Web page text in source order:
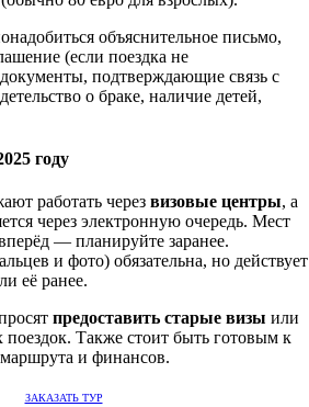
объяснительное письмо,
(если поездка не
подтверждающие связь с
о браке, наличие детей,
году
работать черезвизовые центры, а
через электронную очередь. Мест
— планируйте заранее.
и фото) обязательна, но действует
её ранее.
предоставить старые визы или
поездок. Также стоит быть готовым к
и финансов.
ЗАКАЗАТЬ ТУР